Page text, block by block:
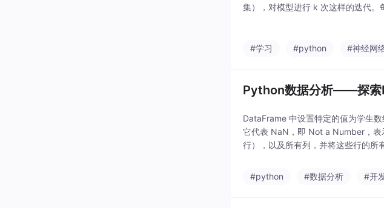
集），对模型进行 k 次这样的迭代。
#学习 #python #神经网
Python数据分析——探索
DataFrame 中设置特定的值为学生
它代表 NaN，即 Not a Number，
行），以及所有列，并将这些行的所
#python
#数据分析 #开